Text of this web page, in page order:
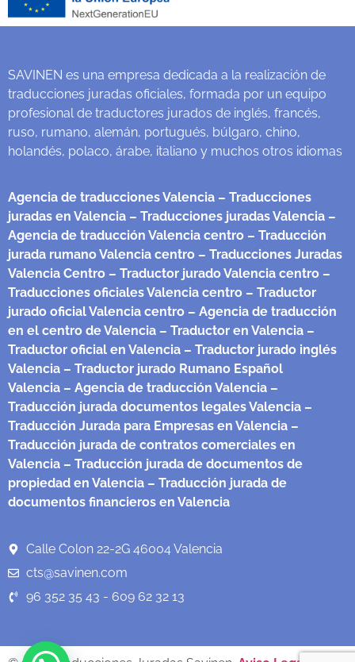
SAVINEN es una empresa dedicada a la realización de
traducciones juradas oficiales, formada por un equipo
profesional de traductores jurados de inglés, francés,
ruso, rumano, alemán, portugués, búlgaro, chino,
holandés, polaco, árabe, italiano y muchos otros idiomas
Agencia de traducciones Valencia – Traducciones
juradas en Valencia – Traducciones juradas Valencia –
Agencia de traducción Valencia centro – Traducción
jurada rumano Valencia centro – Traducciones Juradas
Valencia Centro – Traductor jurado Valencia centro –
Traducciones oficiales Valencia centro – Traductor
jurado oficial Valencia centro – Agencia de traducción
en el centro de Valencia – Traductor en Valencia –
Traductor oficial en Valencia – Traductor jurado inglés
Valencia – Traductor jurado Rumano Español
Valencia – Agencia de traducción Valencia –
Traducción jurada documentos legales Valencia –
Traducción Jurada para Empresas en Valencia –
Traducción jurada de contratos comerciales en
Valencia – Traducción jurada de documentos de
propiedad en Valencia – Traducción jurada de
documentos financieros en Valencia
Calle Colon 22-2G 46004 Valencia
cts@savinen.com
96 352 35 43 - 609 62 32 13